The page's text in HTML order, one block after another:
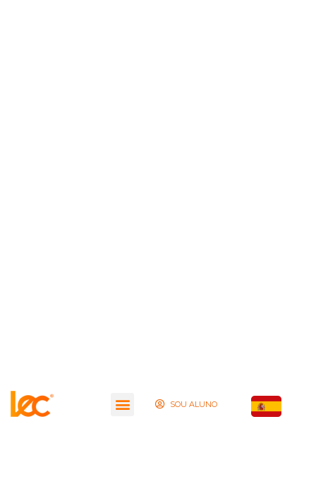
SOU ALUNO